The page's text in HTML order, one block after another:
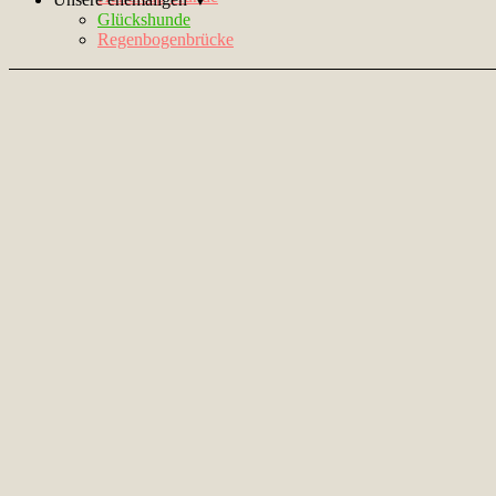
Glückshunde
Regenbogenbrücke